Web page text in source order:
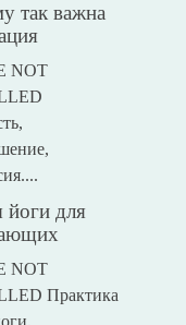
так важна
NOT
для
NOT
Практика